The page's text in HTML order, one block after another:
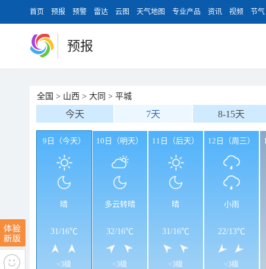
首页 预报 预警 雷达 云图 天气地图 专业产品 资讯 视频 节气
预报
全国 > 山西 > 大同 > 平城
今天 7天 8-15天
9日（今天）
晴
31/16℃
<3级
10日（明天）
多云转晴
32/16℃
<3级
11日（后天）
晴
31/16℃
<3级
12日（周三）
小雨
22/13℃
<3级